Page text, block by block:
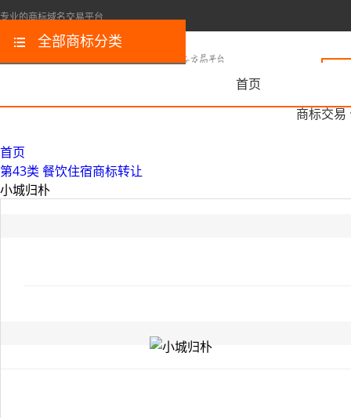
专业的商标域名交易平台
首页
商标交易
全部商标分类
首页
第43类 餐饮住宿商标转让
小城归朴